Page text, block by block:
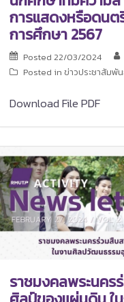
การแสดงหรือดนต
การศึกษา 2567
Posted 22/03/2024
Posted in ข่าวประชาสัมพั
Download File PDF
ราชมงคลพระนคร